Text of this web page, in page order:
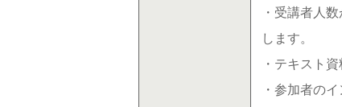
・受講者人
します。
・テキスト
・参加者の